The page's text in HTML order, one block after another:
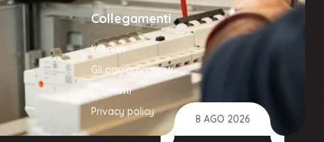
8 AGO 2026
Collegamenti
I servizi
Gli aggiornamenti
I contatti
Privacy policy